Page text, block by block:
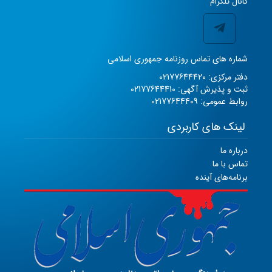
شماره های تماس روزنامه جمهوری اسلامی
دفتر مرکزی: 02177644420
ثبت و پذیرش آگهی: 02177644410
روابط عمومی: 02177644409
لینک های کاربردی
درباره ما
تماس با ما
برنامه‌های آینده